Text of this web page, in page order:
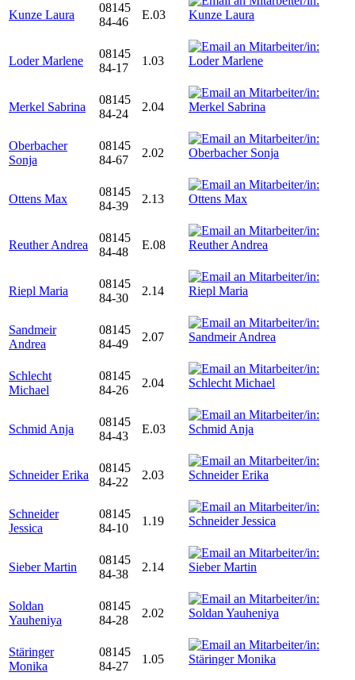
Kunze Laura
08145
84-46
E.03
Loder Marlene
08145
84-17
1.03
Merkel Sabrina
08145
84-24
2.04
Oberbacher
Sonja
08145
84-67
2.02
Ottens Max
08145
84-39
2.13
Reuther Andrea
08145
84-48
E.08
Riepl Maria
08145
84-30
2.14
Sandmeir
Andrea
08145
84-49
2.07
Schlecht
Michael
08145
84-26
2.04
Schmid Anja
08145
84-43
E.03
Schneider Erika
08145
84-22
2.03
Schneider
Jessica
08145
84-10
1.19
Sieber Martin
08145
84-38
2.14
Soldan
Yauheniya
08145
84-28
2.02
Stäringer
Monika
08145
84-27
1.05